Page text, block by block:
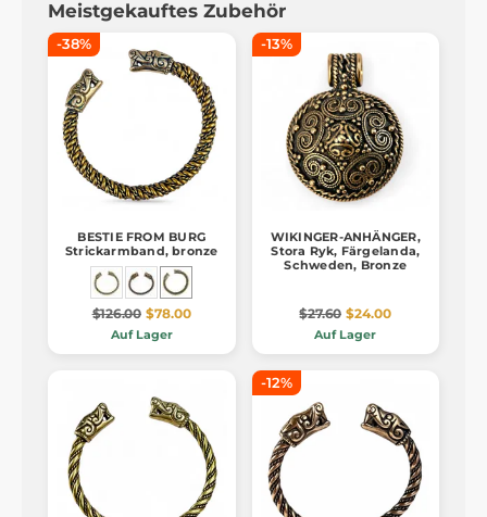
Meistgekauftes Zubehör
-38%
BESTIE FROM BURG
Strickarmband, bronze
$126.00 $78.00
Auf Lager
-13%
WIKINGER-ANHÄNGER,
Stora Ryk, Färgelanda,
Schweden, Bronze
$27.60 $24.00
Auf Lager
-12%